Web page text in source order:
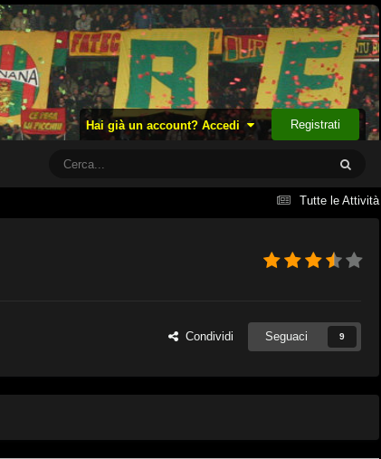
Hai già un account? Accedi Registrati
Tutte le Attività
Condividi Seguaci 9